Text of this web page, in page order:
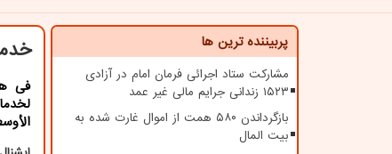
پربیننده ترین ها
مشارکت ستاد اجرائی فرمان امام در آزادی
۱۵۲۳ زندانی جرایم مالی غیر عمد
بازگرداندن ۵۸۰ همت از اموال غارت شده به
بیت المال